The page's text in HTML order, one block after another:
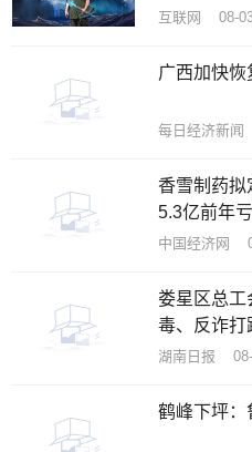
互联网 08-
广西加快恢
每日经济新
香雪制药拟
5.3亿前年
中国经济网
娄星区总工
毒、反诈打
湖南日报
鹤峰下坪：